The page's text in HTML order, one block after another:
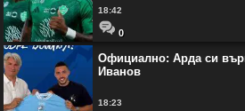
18:42
0
Официално: Арда си
Иванов
18:23